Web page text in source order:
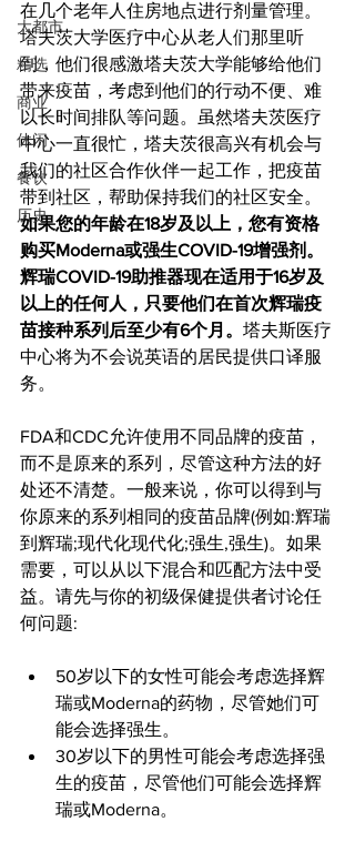
大都市
精选
商业
休闲
餐饮
历史
在几个老年人住房地点进行剂量管理。
塔夫茨大学医疗中心从老人们那里听
到，他们很感激塔夫茨大学能够给他们
带来疫苗，考虑到他们的行动不便、难
以长时间排队等问题。虽然塔夫茨医疗
中心一直很忙，塔夫茨很高兴有机会与
我们的社区合作伙伴一起工作，把疫苗
带到社区，帮助保持我们的社区安全。
如果您的年龄在18岁及以上，您有资格
购买Moderna或强生COVID-19增强剂。
辉瑞COVID-19助推器现在适用于16岁及
以上的任何人，只要他们在首次辉瑞疫
苗接种系列后至少有6个月。 塔夫斯医疗
中心将为不会说英语的居民提供口译服
务。
FDA和CDC允许使用不同品牌的疫苗，
而不是原来的系列，尽管这种方法的好
处还不清楚。一般来说，你可以得到与
你原来的系列相同的疫苗品牌(例如:辉瑞
到辉瑞;现代化现代化;强生,强生)。如果
需要，可以从以下混合和匹配方法中受
益。请先与你的初级保健提供者讨论任
何问题:
50岁以下的女性可能会考虑选择辉
瑞或Moderna的药物，尽管她们可
能会选择强生。
30岁以下的男性可能会考虑选择强
生的疫苗，尽管他们可能会选择辉
瑞或Moderna。